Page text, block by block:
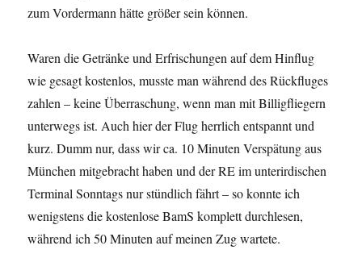
zum Vordermann hätte größer sein können.
Waren die Getränke und Erfrischungen auf dem Hinflug
wie gesagt kostenlos, musste man während des Rückfluges
zahlen – keine Überraschung, wenn man mit Billigfliegern
unterwegs ist. Auch hier der Flug herrlich entspannt und
kurz. Dumm nur, dass wir ca. 10 Minuten Verspätung aus
München mitgebracht haben und der RE im unterirdischen
Terminal Sonntags nur stündlich fährt – so konnte ich
wenigstens die kostenlose BamS komplett durchlesen,
während ich 50 Minuten auf meinen Zug wartete.